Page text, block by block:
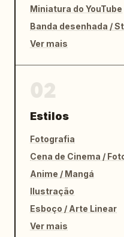
  "lighting_and_mood": "luz do dia nublada e
cotidiana, realismo
combinado com
Miniatura do YouTube
Banda desenhada /
Ver mais
Estilos
Fotografia
Cena de Cinema /
Anime / Mangá
Ilustração
Esboço / Arte Linear
Ver mais